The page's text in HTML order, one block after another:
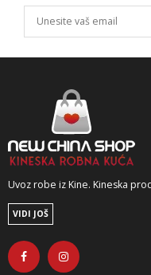
Uvoz robe iz Kine. Kineska
VIDI JOŠ